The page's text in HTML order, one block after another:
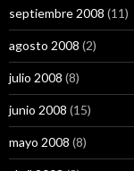
septiembre 2008 (11)
agosto 2008 (2)
julio 2008 (8)
junio 2008 (15)
mayo 2008 (8)